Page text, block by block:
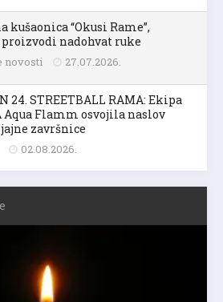
kušaonica “Okusi Rame”,
nadohvat ruke
novosti 27.07.2026.
24. STREETBALL RAMA: Ekipa
Aqua Flamm osvojila naslov
završnice
02.08.2026.